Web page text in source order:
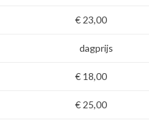
€ 23,00
dagprijs
€ 18,00
€ 25,00